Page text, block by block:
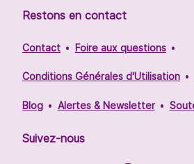
Restons en contact
Contact Foire aux questions
Conditions Générales d'Utilisation
Blog Alertes & Newsletter
Suivez-nous